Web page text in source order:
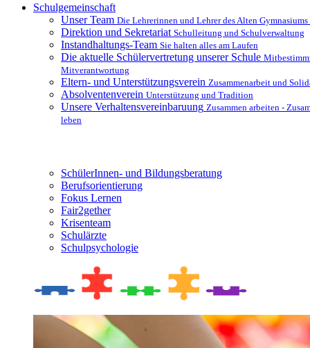
Schulgemeinschaft
Unser Team Die Lehrerinnen und Lehrer des Alten
Direktion und Sekretariat Schulleitung und Schulverwaltung
Instandhaltungs-Team Sie halten alles am Laufen
Die aktuelle Schülervertretung unserer Schule
Mitverantwortung
Eltern- und Unterstützungsverein Zusammenarbeit und
Absolventenverein Unterstützung und Tradition
Unsere Verhaltensvereinbaruung Zusammen arbeiten -
leben
SchülerInnen- und Bildungsberatung
Berufsorientierung
Fokus Lernen
Fair2gether
Krisenteam
Schulärzte
Schulpsychologie